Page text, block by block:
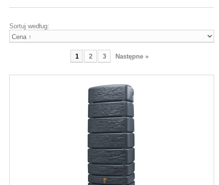
Sortuj według:
1 2 3 Następne »